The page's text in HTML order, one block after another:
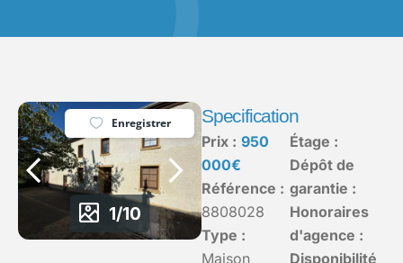
Enregistrer
1/10
Specification
Prix : 950
000€
Référence :
8808028
Type :
Maison
Étage :
Dépôt de
garantie :
Honoraires
d'agence :
Disponibilité